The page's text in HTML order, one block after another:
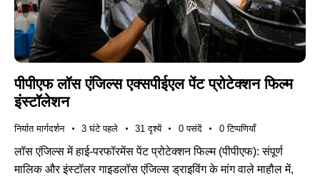
पीपीएफ लॉस एंजिल्स एक्सपीईएल पेंट प्रोटेक्शन फिल्म
इंस्टॉलेशन
निर्यात मार्गदर्शन 3 घंटे पहले 31 दृश्यें 0 पसंदें 0 टिप्पणियाँ
लॉस एंजिल्स में हाई-परफॉरमेंस पेंट प्रोटेक्शन फिल्म (पीपीएफ): संपूर्ण
मालिक और इंस्टॉलर गाइडलॉस एंजिल्स ड्राइविंग के मांग वाले माहौल में,